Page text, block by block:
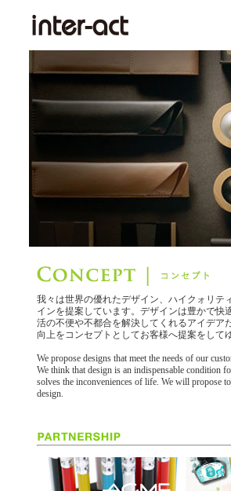
我々は世界の優れたデザイン、ハイクォリテ
インを提案しています。デザインは豊かで
活の不便や不都合を解決してくれるアイデア
向上をコンセプトとしてお客様へ提案をして
We propose designs that meet the needs of our
We think that design is an indispensable condition
solves the inconveniences of life. We will propose
design.